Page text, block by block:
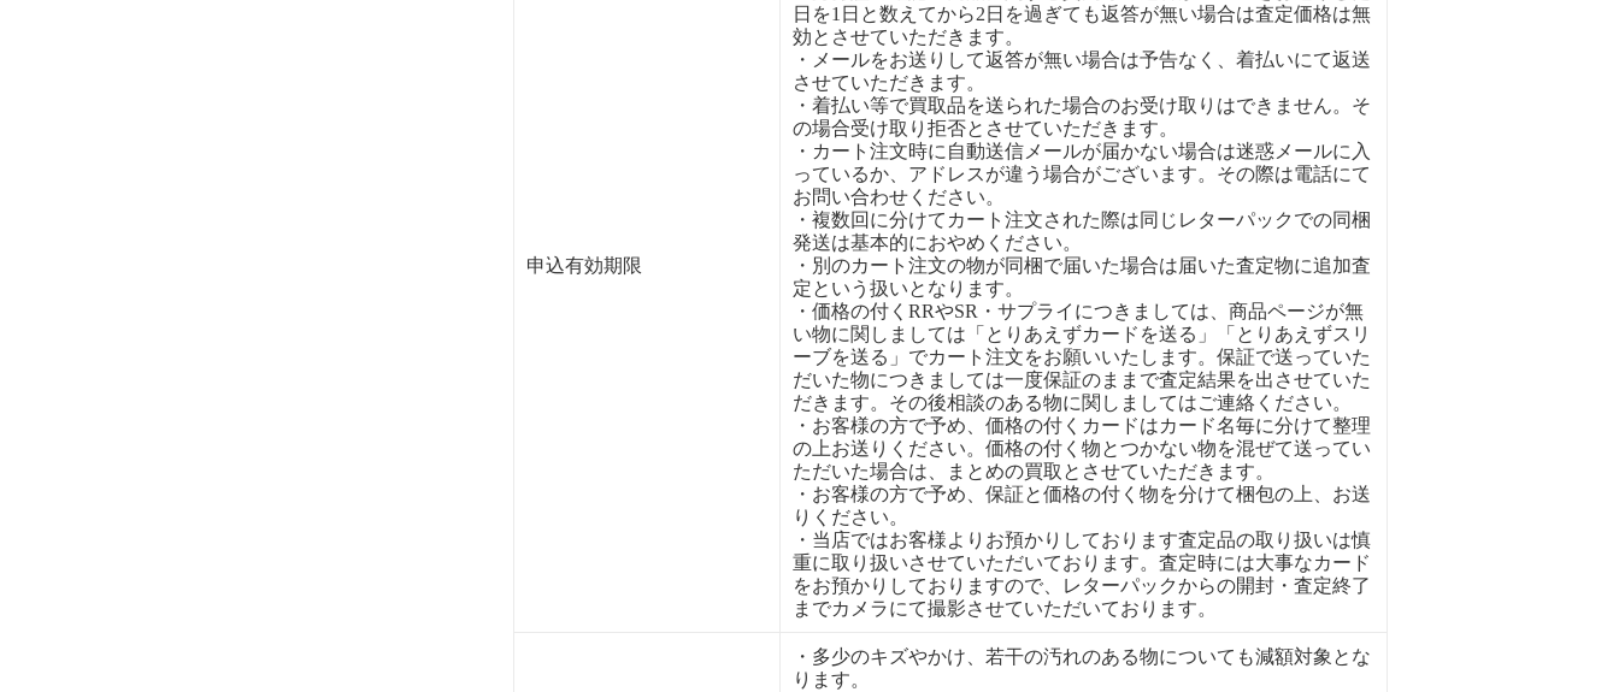
申込有効期限
日を1日と数えてから2日を過ぎても返答が無い場合は査定価格は無
効とさせていただきます。
・メールをお送りして返答が無い場合は予告なく、着払いにて返送
させていただきます。
・着払い等で買取品を送られた場合のお受け取りはできません。そ
の場合受け取り拒否とさせていただきます。
・カート注文時に自動送信メールが届かない場合は迷惑メールに入
っているか、アドレスが違う場合がございます。その際は電話にて
お問い合わせください。
・複数回に分けてカート注文された際は同じレターパックでの同梱
発送は基本的におやめください。
・別のカート注文の物が同梱で届いた場合は届いた査定物に追加査
定という扱いとなります。
・価格の付くRRやSR・サプライにつきましては、商品ページが無
い物に関しましては「とりあえずカードを送る」「とりあえずスリ
ーブを送る」でカート注文をお願いいたします。保証で送っていた
だいた物につきましては一度保証のままで査定結果を出させていた
だきます。その後相談のある物に関しましてはご連絡ください。
・お客様の方で予め、価格の付くカードはカード名毎に分けて整理
の上お送りください。価格の付く物とつかない物を混ぜて送ってい
ただいた場合は、まとめの買取とさせていただきます。
・お客様の方で予め、保証と価格の付く物を分けて梱包の上、お送
りください。
・当店ではお客様よりお預かりしております査定品の取り扱いは慎
重に取り扱いさせていただいております。査定時には大事なカード
をお預かりしておりますので、レターパックからの開封・査定終了
までカメラにて撮影させていただいております。
・多少のキズやかけ、若干の汚れのある物についても減額対象とな
ります。